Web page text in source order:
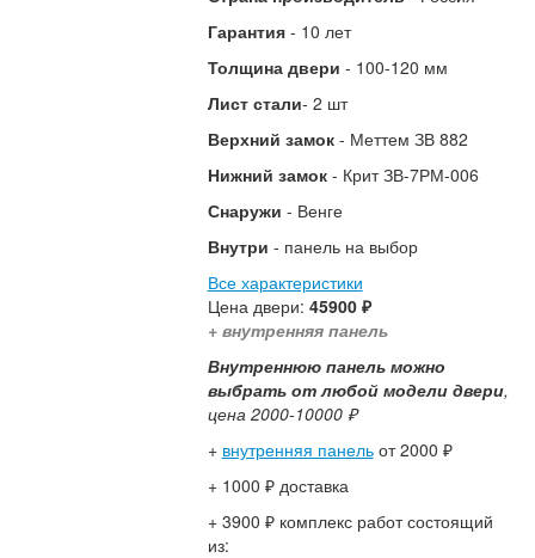
Гарантия- 10 лет
Толщина двери - 100-120 мм
Лист стали- 2 шт
Верхний замок- Меттем ЗВ 882
Нижний замок- Крит ЗВ-7РМ-006
Снаружи - Венге
Внутри - панель на выбор
Все характеристики
Цена двери: 45900 ₽
+ внутренняя панель
Внутреннюю панель можно
выбрать от любой модели двери,
цена 2000-10000 ₽
+ внутренняя панельот 2000 ₽
+ 1000 ₽ доставка
+ 3900 ₽ комплекс работ состоящий
из: